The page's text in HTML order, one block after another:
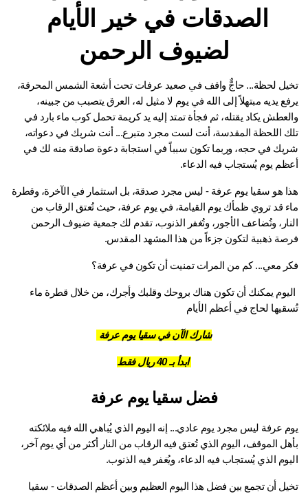
الصدقات في خير الأيام
لضيوف الرحمن
تخيل لحظة... حاجٌّ واقف في صعيد عرفات تحت أشعة الشمس المحرقة،
يرفع يديه مبتهلاً إلى الله في يوم لا مثيل له، العرق يتصبب من جبينه،
والعطش يكاد يقتله، ثم فجأة تمتد إليه يد كريمة تحمل كوب ماء بارد في
تلك اللحظة المقدسة، أنت لست مجرد متبرع... أنت شريك في دعواته،
شريك في حجه، وربما تكون سبباً في استجابة دعوة صادقة منه لك في
يوم يُستجاب فيه الدعاء.
هذا هو سقيا يوم عرفة - ليس مجرد صدقة، بل استثمار في الآخرة، وقطرة
ماء قد تروي ظمأك يوم القيامة، في يوم عرفة، حيث تُعتق الرقاب من
النار، وتُضاعف الأجور، وتُغفر الذنوب، تقدم لك جمعية ضيوف الرحمن
ذهبية لتكون جزءاً من هذا المشهد المقدس.
معي... كم من المرات تمنيت أن تكون في عرفة؟
اليوم يمكنك أن تكون هناك بروحك وقلبك وأجرك، من خلال قطرة ماء
لحاج في أعظم الأيام
شارك الآن في سقيا يوم عرفة
ابدأ بـ 40 ريال فقط
فضل سقيا يوم عرفة
يوم عرفة ليس مجرد يوم عادي... إنه اليوم الذي يُباهي الله فيه ملائكته
الذي يُستجاب فيه الدعاء، ويُغفر فيه الذنوب.
أن تجمع بين فضل هذا اليوم العظيم وبين أعظم الصدقات -
سقيا